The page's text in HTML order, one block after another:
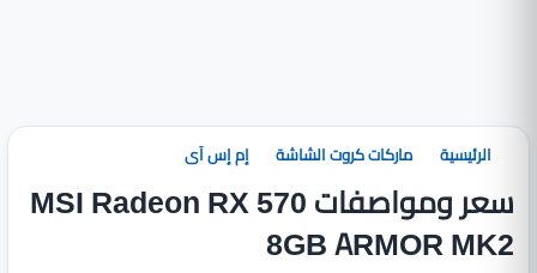
الرئيسية ماركات كروت الشاشة إم إس آى
سعر ومواصفات MSI Radeon RX 570
8GB ARMOR MK2